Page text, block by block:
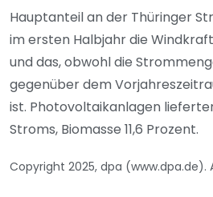
Hauptanteil an der Thüringer
im ersten Halbjahr die
und das, obwohl die
gegenüber dem
ist. Photovoltaikanlagen
Stroms, Biomasse 11,6 Prozent.
Copyright 2025, dpa (www.dpa.de).